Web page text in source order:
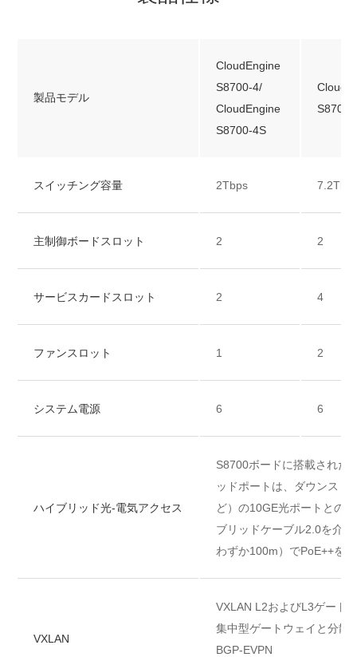
製品モデル
CloudEngine
S8700-4/
CloudEngine
S8700-4S
S8700-
スイッチング容量 2Tbps
主制御ボードスロット 2 2
サービスカードスロット 2 4
ファンスロット 1 2
システム電源 6 6
ハイブリッド光-電気アクセス
S8700ボードに搭載された
ッドポートは、ダウンスト
ど）の10GE光ポートとの
ブリッドケーブル2.0を介
わずか100m）でPoE++を
VXLAN
VXLAN L2およびL3ゲート
集中型ゲートウェイと分散
BGP-EVPN